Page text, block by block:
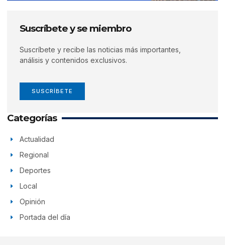
Suscríbete y se miembro
Suscríbete y recibe las noticias más importantes,
análisis y contenidos exclusivos.
SUSCRÍBETE
Categorías
Actualidad
Regional
Deportes
Local
Opinión
Portada del día